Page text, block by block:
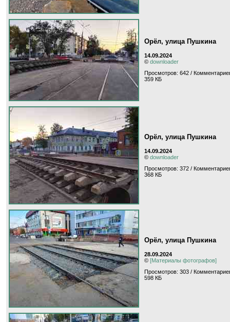
Орёл, улица Пушкина
14.09.2024
© downloader
Просмотров: 642 /
359 КБ
Орёл, улица Пушкина
14.09.2024
© downloader
Просмотров: 372 /
368 КБ
Орёл, улица Пушкина
28.09.2024
© [Материалы фотографов]
Просмотров: 303 /
598 КБ